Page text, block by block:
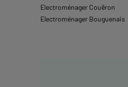
Electroménager Couëron
Electroménager Bouguenais